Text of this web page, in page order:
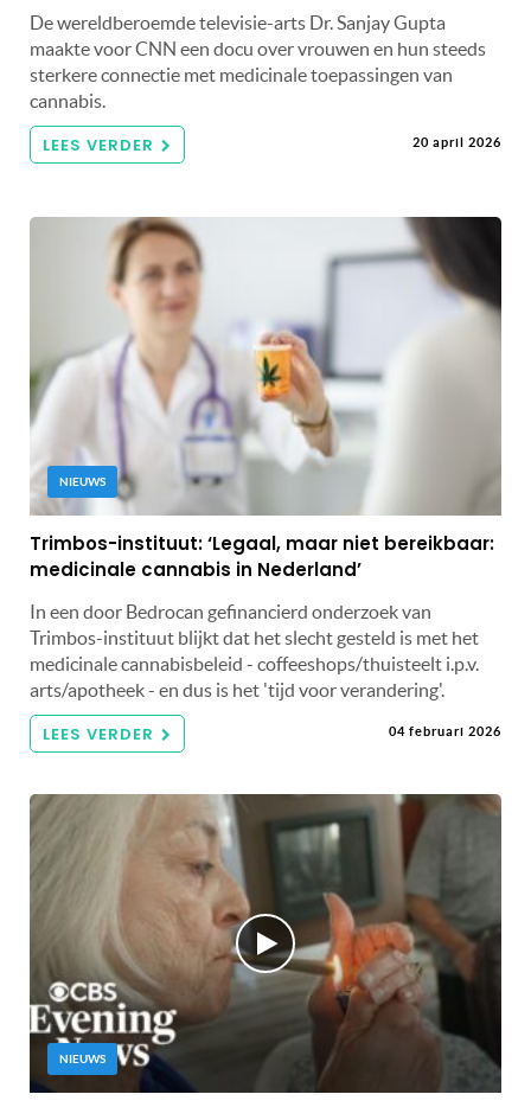
De wereldberoemde televisie-arts Dr. Sanjay Gupta
maakte voor CNN een docu over vrouwen en hun steeds
sterkere connectie met medicinale toepassingen van
cannabis.
LEES VERDER 20 april 2026
NIEUWS
Trimbos-instituut: ‘Legaal, maar niet bereikbaar:
medicinale cannabis in Nederland’
In een door Bedrocan gefinancierd onderzoek van
Trimbos-instituut blijkt dat het slecht gesteld is met het
medicinale cannabisbeleid - coffeeshops/thuisteelt i.p.v.
arts/apotheek - en dus is het 'tijd voor verandering'.
LEES VERDER 04 februari 2026
NIEUWS